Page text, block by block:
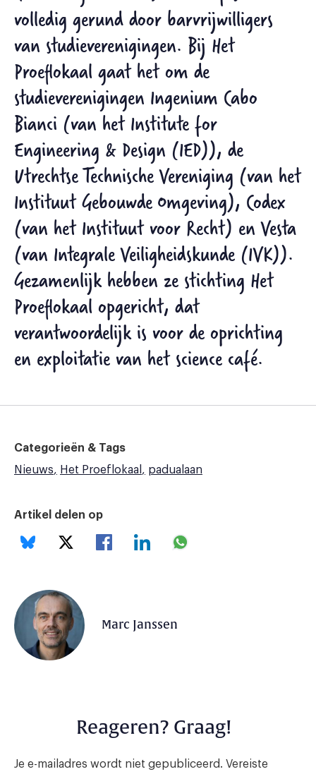
volledig gerund door barvrijwilligers
van studieverenigingen. Bij Het
Proeflokaal gaat het om de
studieverenigingen Ingenium Cabo
Bianci (van het Institute for
Engineering & Design (IED)), de
Utrechtse Technische Vereniging (van het
Instituut Gebouwde Omgeving), Codex
(van het Instituut voor Recht) en Vesta
(van Integrale Veiligheidskunde (IVK)).
Gezamenlijk hebben ze stichting Het
Proeflokaal opgericht, dat
verantwoordelijk is voor de oprichting
en exploitatie van het science café.
Categorieën & Tags
Nieuws
Het Proeflokaal padualaan
Artikel delen op
Marc Janssen
Reageren? Graag!
Je e-mailadres wordt niet gepubliceerd. Vereiste